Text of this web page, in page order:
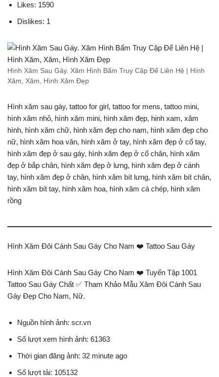
Likes: 1590
Dislikes: 1
Hình Xăm Sau Gáy. Xăm Hình Bấm Truy Cập Để Liên Hệ | Hình
Xăm, Xăm, Hình Xăm Đẹp
Hình xăm sau gáy, tattoo for girl, tattoo for mens, tattoo mini,
hình xăm nhỏ, hình xăm mini, hình xăm đẹp, hinh xam, xăm
hình, hình xăm chữ, hình xăm đẹp cho nam, hình xăm đẹp cho
nữ, hình xăm hoa văn, hình xăm ở tay, hình xăm đẹp ở cổ tay,
hình xăm đẹp ở sau gáy, hình xăm đẹp ở cổ chân, hình xăm
đẹp ở bắp chân, hình xăm đẹp ở lưng, hình xăm đẹp ở cánh
tay, hình xăm đẹp ở chân, hình xăm bít lưng, hình xăm bít chân,
hình xăm bít tay, hình xăm hoa, hình xăm cá chép, hình xăm
rồng
Hình Xăm Đôi Cánh Sau Gáy Cho Nam ❤️ Tattoo Sau Gáy
Hình Xăm Đôi Cánh Sau Gáy Cho Nam ❤️ Tuyển Tập 1001
Tattoo Sau Gáy Chất ✅ Tham Khảo Mẫu Xăm Đôi Cánh Sau
Gáy Đẹp Cho Nam, Nữ.
Nguồn hình ảnh: scr.vn
Số lượt xem hình ảnh: 61363
Thời gian đăng ảnh: 32 minute ago
Số lượt tải: 105132